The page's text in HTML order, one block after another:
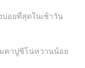
อยที่สุดในเช้าวัน
คาปูชิโน่หวานน้อย